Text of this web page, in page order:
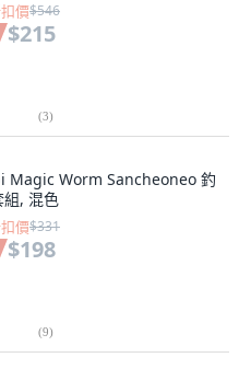
價$546
$215
(3)
Magic Worm Sancheoneo 釣
組, 混色
價$331
$198
(9)